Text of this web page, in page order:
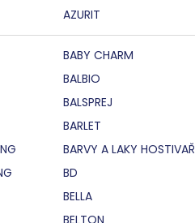
AZURIT
BABY CHARM
BALBIO
BALSPREJ
BARLET
BARVY A LAKY HOSTIVAŘ
BD
BELLA
BELTON